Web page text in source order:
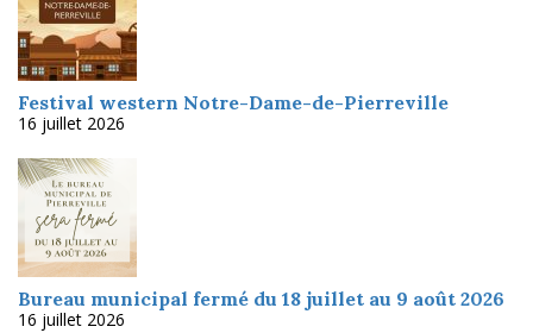
Festival western Notre-Dame-de-Pierreville
16 juillet 2026
Bureau municipal fermé du 18 juillet au 9 août 2026
16 juillet 2026